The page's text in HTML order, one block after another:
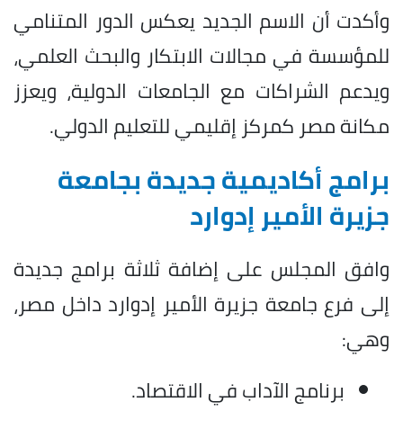
وأكدت أن الاسم الجديد يعكس الدور المتنامي
للمؤسسة في مجالات الابتكار والبحث العلمي،
ويدعم الشراكات مع الجامعات الدولية، ويعزز
مكانة مصر كمركز إقليمي للتعليم الدولي.
برامج أكاديمية جديدة بجامعة
جزيرة الأمير إدوارد
وافق المجلس على إضافة ثلاثة برامج جديدة
إلى فرع جامعة جزيرة الأمير إدوارد داخل مصر،
وهي:
برنامج الآداب في الاقتصاد.